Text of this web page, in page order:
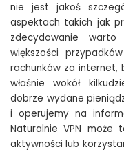
nie jest jakoś
aspektach takich jak
zdecydowanie
większości
rachunków za internet,
właśnie wokół
dobrze wydane
i operujemy na
Naturalnie VPN może
aktywności lub